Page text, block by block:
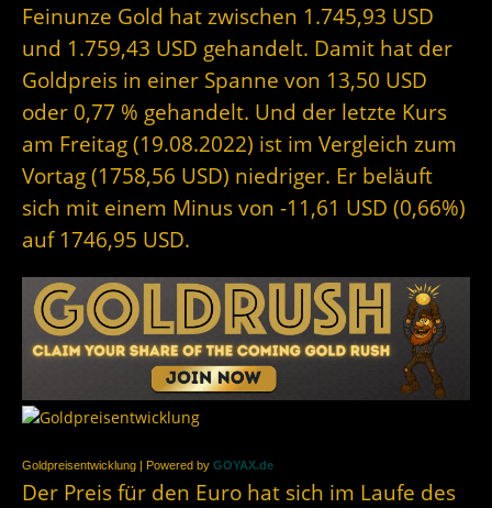
Feinunze Gold hat zwischen 1.745,93 USD
und 1.759,43 USD gehandelt. Damit hat der
Goldpreis in einer Spanne von 13,50 USD
oder 0,77 % gehandelt. Und der letzte Kurs
am Freitag (19.08.2022) ist im Vergleich zum
Vortag (1758,56 USD) niedriger. Er beläuft
sich mit einem Minus von -11,61 USD (0,66%)
auf 1746,95 USD.
Goldpreisentwicklung | Powered by GOYAX.de
Der Preis für den Euro hat sich im Laufe des